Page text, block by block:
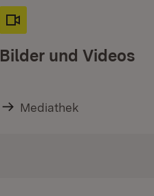
Bilder und Videos
Mediathek